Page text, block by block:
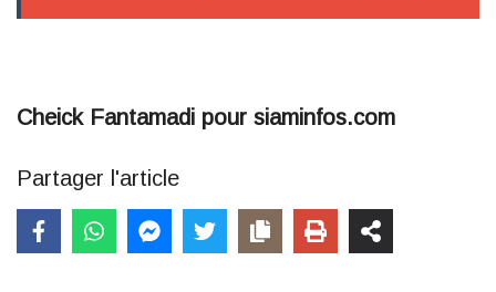
Cheick Fantamadi pour siaminfos.com
Partager l'article